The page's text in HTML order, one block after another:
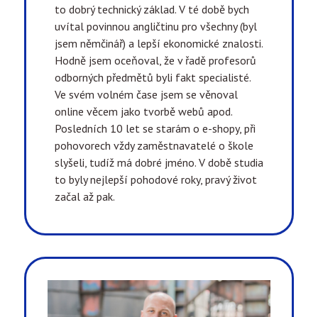
to dobrý technický základ. V té době bych
uvítal povinnou angličtinu pro všechny (byl
jsem němčinář) a lepší ekonomické znalosti.
Hodně jsem oceňoval, že v řadě profesorů
odborných předmětů byli fakt specialisté.
Ve svém volném čase jsem se věnoval
online věcem jako tvorbě webů apod.
Posledních 10 let se starám o e-shopy, při
pohovorech vždy zaměstnavatelé o škole
slyšeli, tudíž má dobré jméno. V době studia
to byly nejlepší pohodové roky, pravý život
začal až pak.